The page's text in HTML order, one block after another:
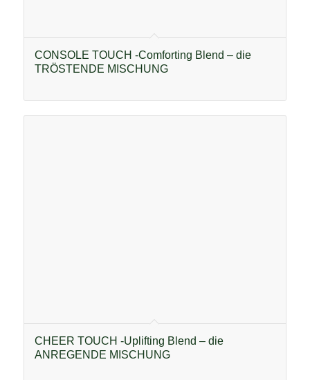
CONSOLE TOUCH -Comforting Blend – die
TRÖSTENDE MISCHUNG
CHEER TOUCH -Uplifting Blend – die
ANREGENDE MISCHUNG